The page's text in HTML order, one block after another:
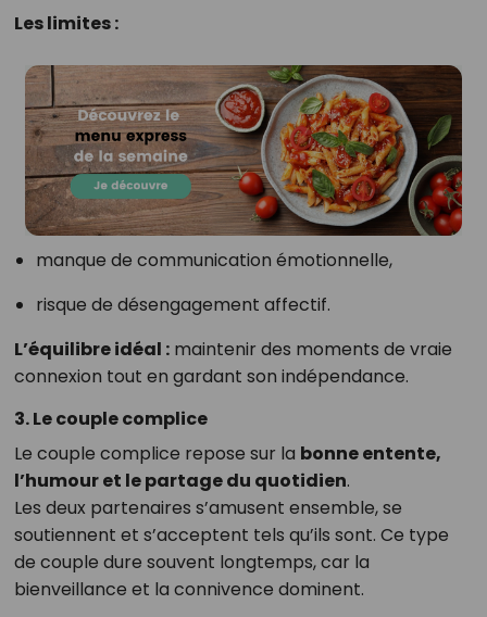
Les limites :
manque de communication émotionnelle,
risque de désengagement affectif.
L’équilibre idéal :maintenir des moments de vraie
connexion tout en gardant son indépendance.
3. Le couple complice
Le couple complice repose sur la bonne entente,
l’humour et le partage du quotidien.
Les deux partenaires s’amusent ensemble, se
soutiennent et s’acceptent tels qu’ils sont. Ce type
de couple dure souvent longtemps, car la
bienveillance et la connivence dominent.